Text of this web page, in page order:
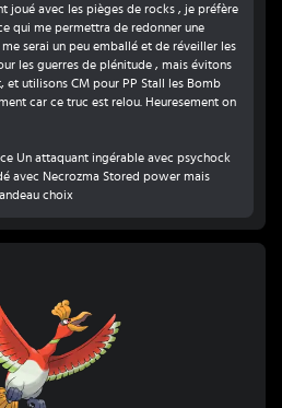
joué avec les pièges de rocks , je préfère
qui me permettra de redonner une
serai un peu emballé et de réveiller les
les guerres de plénitude , mais évitons
et utilisons CM pour PP Stall les Bomb
car ce truc est relou. Heuresement on
Un attaquant ingérable avec psychock
avec Necrozma Stored power mais